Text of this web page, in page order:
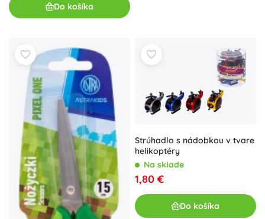
Do košíka
Strúhadlo s nádobkou v tvare
helikoptéry
Na sklade
1,80 €
Do košíka